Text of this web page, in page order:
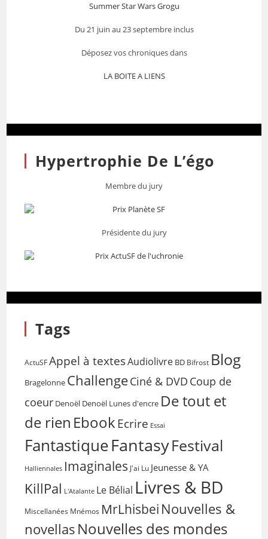
Summer Star Wars Grogu
Du 21 juin au 23 septembre inclus
Déposez vos chroniques dans
LA BOITE A LIENS
Hypertrophie De L’égo
Membre du jury
Présidente du jury
Tags
ActuSF Appel à textesAudiolivre BD Bifrost Blog
Bragelonne ChallengeCiné & DVD Coup de
coeur Denoël Denoël Lunes d'encre De tout et
de rien EbookEcrire Essai
FantastiqueFantasyFestival
Halliennales Imaginales J'ai Lu Jeunesse & YA
KillPal L'Atalante Le Bélial Livres & BD
Miscellanées Mnémos MrLhisbei Nouvelles &
novellas Nouvelles des mondes